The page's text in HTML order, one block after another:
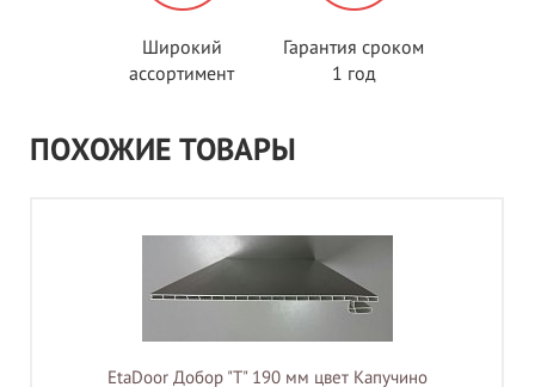
Широкий
ассортимент
Гарантия сроком
1 год
ПОХОЖИЕ ТОВАРЫ
EtaDoor Добор "Т" 190 мм цвет Капучино